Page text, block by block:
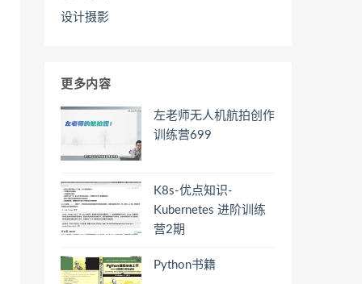
设计摄影
更多内容
左老师无人机航拍创作
训练营699
K8s-优点知识-
Kubernetes 进阶训练
营2期
Python书籍